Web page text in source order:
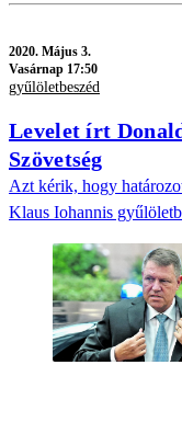
2020. Május 3.
Vasárnap 17:50
gyűlöletbeszéd
Levelet írt
Szövetség
Azt kérik, hogy
Klaus Iohannis